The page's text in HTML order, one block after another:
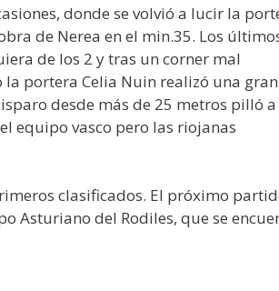
donde se volvió a lucir la
de Nerea en el min.35. Los
de los 2 y tras un corner mal
portera Celia Nuin realizó una gran
desde más de 25 metros pilló a
equipo vasco pero las riojanas
clasificados. El próximo
Asturiano del Rodiles, que se